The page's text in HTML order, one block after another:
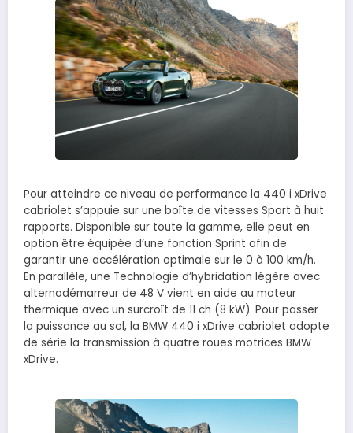
Pour atteindre ce niveau de performance la 440 i xDrive
cabriolet s’appuie sur une boîte de vitesses Sport à huit
rapports. Disponible sur toute la gamme, elle peut en
option être équipée d’une fonction Sprint afin de
garantir une accélération optimale sur le 0 à 100 km/h.
En parallèle, une Technologie d’hybridation légère avec
alternodémarreur de 48 V vient en aide au moteur
thermique avec un surcroît de 11 ch (8 kW). Pour passer
la puissance au sol, la BMW 440 i xDrive cabriolet adopte
de série la transmission à quatre roues motrices BMW
xDrive.